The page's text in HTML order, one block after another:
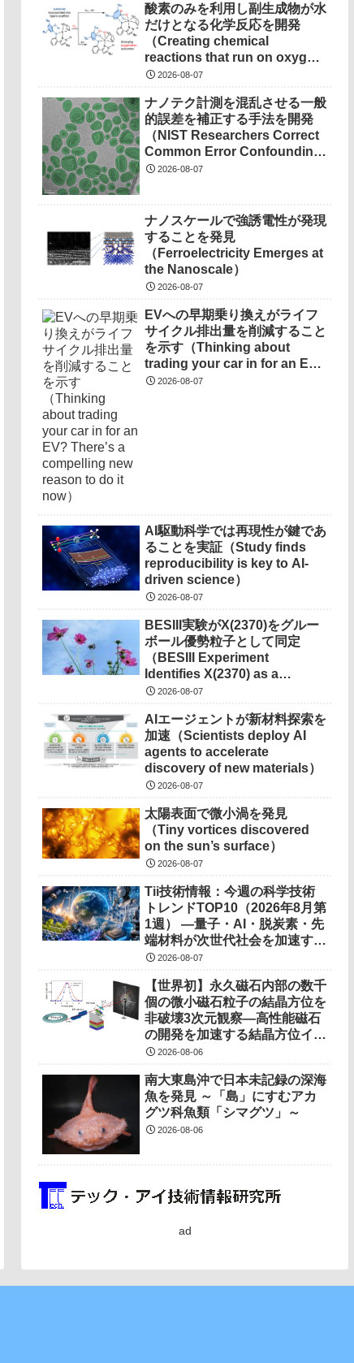
酸素のみを利用し副生成物が水
だけとなる化学反応を開発
（Creating chemical
reactions that run on oxygen,
produce only water as
2026-08-07
ナノテク計測を混乱させる一般
的誤差を補正する手法を開発
（NIST Researchers Correct
Common Error Confounding
Nanotech Measurements）
2026-08-07
ナノスケールで強誘電性が発現
することを発見
（Ferroelectricity Emerges at
the Nanoscale）
2026-08-07
EVへの早期乗り換えがライフ
サイクル排出量を削減すること
を示す（Thinking about
trading your car in for an EV?
There’s a compelling new
2026-08-07
AI駆動科学では再現性が鍵であ
ることを実証（Study finds
reproducibility is key to AI-
driven science）
2026-08-07
BESIII実験がX(2370)をグルー
ボール優勢粒子として同定
（BESIII Experiment
Identifies X(2370) as a
Glueball Dominated
2026-08-07
AIエージェントが新材料探索を
加速（Scientists deploy AI
agents to accelerate
discovery of new materials）
2026-08-07
太陽表面で微小渦を発見
（Tiny vortices discovered
on the sun’s surface）
2026-08-07
Tii技術情報：今週の科学技術
トレンドTOP10（2026年8月第
1週） ―量子・AI・脱炭素・先
端材料が次世代社会を加速する
―2026-08-07
【世界初】永久磁石内部の数千
個の微小磁石粒子の結晶方位を
非破壊3次元観察―高性能磁石
の開発を加速する結晶方位イメ
ージング技術を開発―
2026-08-06
南大東島沖で日本未記録の深海
魚を発見 ～「島」にすむアカ
グツ科魚類「シマグツ」～
2026-08-06
ad